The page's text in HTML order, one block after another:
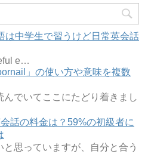
は中学生で習うけど日常英会話
e…
」の使い方や意味を複数
んでいてここにたどり着きまし
話の料金は？59%の初級者に
思っていますが、自分と合う